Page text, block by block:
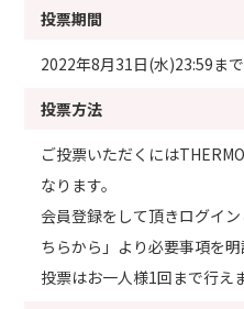
投票期間
2022年8月31日(水)23:59まで
投票方法
ご投票いただくには
なります。
会員登録をして頂きログイ
ちらから」より必要事項を明
投票はお一人様1回まで行え